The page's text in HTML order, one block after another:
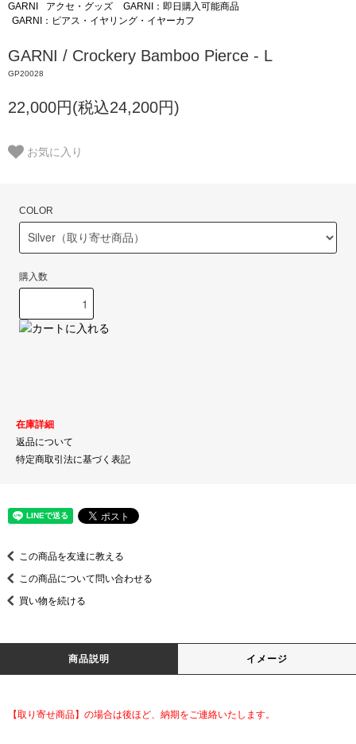
GARNI アクセ・グッズ
GARNI：即日購入可能商品
GARNI：ピアス・イヤリング・イヤーカフ
GARNI / Crockery Bamboo Pierce - L
GP20028
22,000円(税込24,200円)
お気に入り
COLOR
購入数
在庫詳細
返品について
特定商取引法に基づく表記
この商品を友達に教える
この商品について問い合わせる
買い物を続ける
商品説明 イメージ
【取り寄せ商品】の場合は後ほど、納期をご連絡いたします。